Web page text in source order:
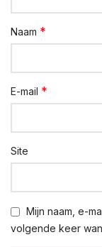
Naam *
E-mail *
Site
Mijn naam, e-
volgende keer